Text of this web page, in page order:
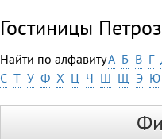
Гостиницы
Найти по алфавитуА Б В Г
С Т У Ф Х Ц Ч Ш Щ Э Ю